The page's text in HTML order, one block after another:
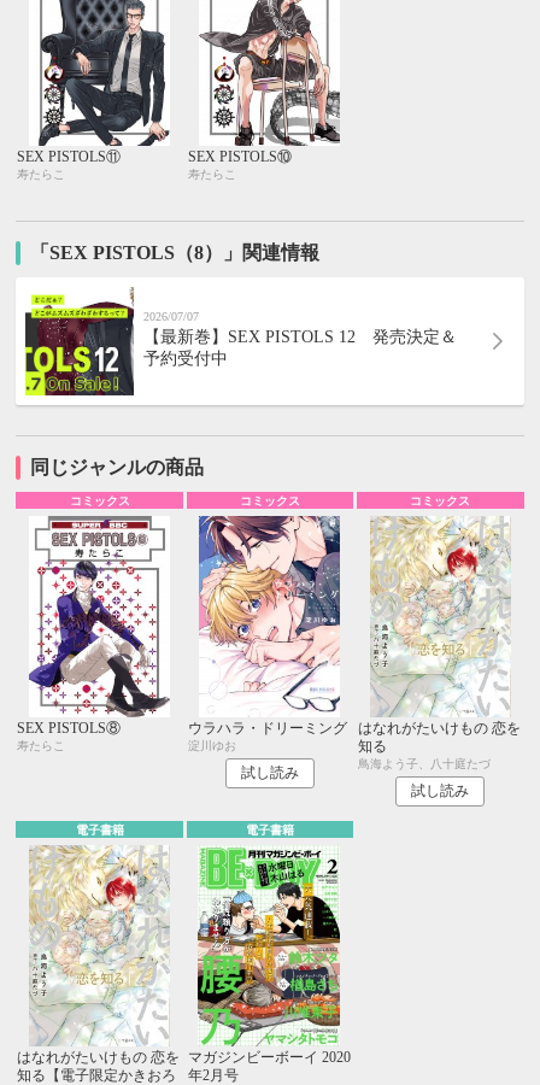
SEX PISTOLS⑪
寿たらこ
SEX PISTOLS⑩
寿たらこ
「SEX PISTOLS（8）」関連情報
2026/07/07
【最新巻】SEX PISTOLS 12 発売決定＆
予約受付中
同じジャンルの商品
コミックス
SEX PISTOLS⑧
寿たらこ
コミックス
ウラハラ・ドリーミング
淀川ゆお
試し読み
コミックス
はなれがたいけもの 恋を
知る
鳥海よう子、八十庭たづ
試し読み
電子書籍
はなれがたいけもの 恋を
知る【電子限定かきおろ
電子書籍
マガジンビーボーイ 2020
年2月号